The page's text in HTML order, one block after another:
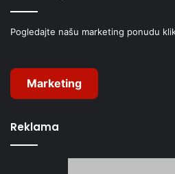
Pogledajte našu marketing ponudu
Marketing
Reklama